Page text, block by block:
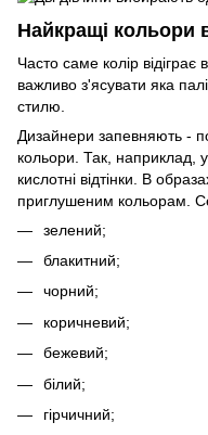
Найкращі кольори
Часто саме колір
важливо з'ясувати яка
стилю.
Дизайнери запевняють -
кольори. Так, наприклад,
кислотні відтінки. В
приглушеним кольорам.
зелений;
блакитний;
чорний;
коричневий;
бежевий;
білий;
гірчичний;